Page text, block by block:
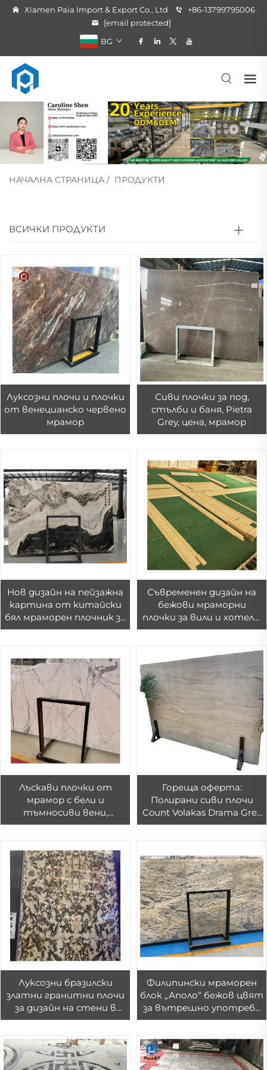
Xiamen Paia Import & Export Co., Ltd
+86-13799795006
[email protected]
BG
НАЧАЛНА СТРАНИЦА / ПРОДУКТИ
ВСИЧКИ ПРОДУКТИ
Луксозни плочи и плочки
от венецианско червено
мрамор
Сиви плочки за под,
стълби и баня, Pietra
Grey, цена, мрамор
Нов дизайн на пейзажна
картина от китайски
бял мраморен плочник за
вътрешни стени на
фона
Съвременен дизайн на
бежови мраморни
плочки за вили и хотели,
интериорна декорация
решения
Лъскави плочки от
мрамор с бели и
тъмносиви вени,
мраморен блок с бял
Гореща оферта:
Полирани сиви плочи
Count Volakas Drama Grey
за стени и подове,
Луксозни бразилски
златни гранитни плочи
за дизайн на стени в
луксозни хотели и вили.
популярност златни
плочи за кухненски
Филипински мраморен
блок „Аполо“ бежов цвят
за вътрешно употреба
в жилища – за стени и
800 x 800 мм,
декоративен